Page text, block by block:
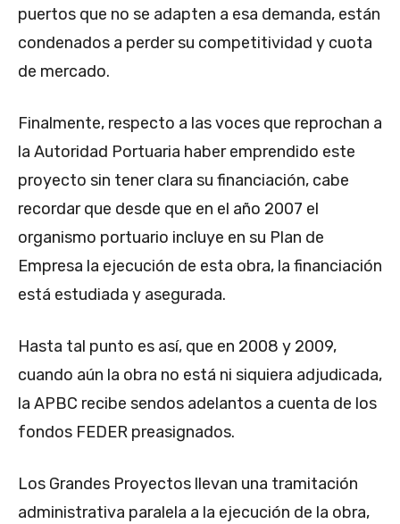
puertos que no se adapten a esa demanda, están
condenados a perder su competitividad y cuota
de mercado.
Finalmente, respecto a las voces que reprochan a
la Autoridad Portuaria haber emprendido este
proyecto sin tener clara su financiación, cabe
recordar que desde que en el año 2007 el
organismo portuario incluye en su Plan de
Empresa la ejecución de esta obra, la financiación
está estudiada y asegurada.
Hasta tal punto es así, que en 2008 y 2009,
cuando aún la obra no está ni siquiera adjudicada,
la APBC recibe sendos adelantos a cuenta de los
fondos FEDER preasignados.
Los Grandes Proyectos llevan una tramitación
administrativa paralela a la ejecución de la obra,